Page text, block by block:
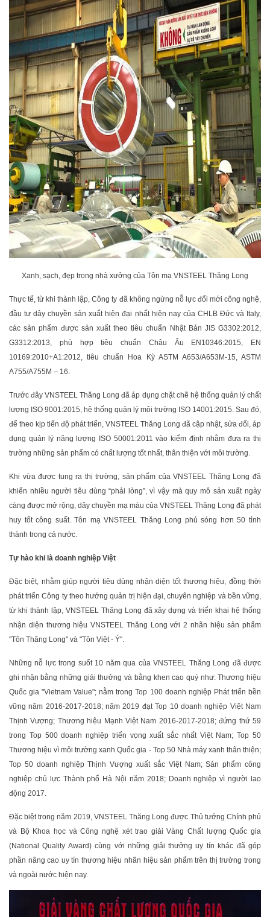
Xanh, sạch, đẹp trong nhà xưởng của Tôn mạ VNSTEEL Thăng Long
Thực tế, từ khi thành lập, Công ty đã không ngừng nỗ lực đổi mới công nghệ,
đầu tư dây chuyền sản xuất hiện đại nhất hiện nay của CHLB Đức và Italy,
các sản phẩm được sản xuất theo tiêu chuẩn Nhật Bản JIS G3302:2012,
G3312:2013, phù hợp tiêu chuẩn Châu Âu EN10346:2015, EN
10169:2010+A1:2012, tiêu chuẩn Hoa Kỳ ASTM A653/A653M-15, ASTM
A755/A755M – 16.
Trước đây VNSTEEL Thăng Long đã áp dụng chặt chẽ hệ thống quản lý chất
lượng ISO 9001:2015, hệ thống quản lý môi trường ISO 14001:2015. Sau đó,
để theo kịp tiến độ phát triển, VNSTEEL Thăng Long đã cập nhật, sửa đổi, áp
dụng quản lý năng lượng ISO 50001:2011 vào kiểm định nhằm đưa ra thị
trường những sản phẩm có chất lượng tốt nhất, thân thiện với môi trường.
Khi vừa được tung ra thị trường, sản phẩm của VNSTEEL Thăng Long đã
khiến nhiều người tiêu dùng “phải lòng”, vì vậy mà quy mô sản xuất ngày
càng được mở rộng, dây chuyền mạ màu của VNSTEEL Thăng Long đã phát
huy tốt công suất. Tôn mạ VNSTEEL Thăng Long phủ sóng hơn 50 tỉnh
thành trong cả nước.
Tự hào khi là doanh nghiệp Việt
Đặc biệt, nhằm giúp người tiêu dùng nhận diện tốt thương hiệu, đồng thời
phát triển Công ty theo hướng quản trị hiện đại, chuyên nghiệp và bền vững,
từ khi thành lập, VNSTEEL Thăng Long đã xây dựng và triển khai hệ thống
nhận diện thương hiệu VNSTEEL Thăng Long với 2 nhãn hiệu sản phẩm
"Tôn Thăng Long" và "Tôn Việt - Ý".
Những nỗ lực trong suốt 10 năm qua của VNSTEEL Thăng Long đã được
ghi nhận bằng những giải thưởng và bằng khen cao quý như: Thương hiệu
Quốc gia "Vietnam Value"; nằm trong Top 100 doanh nghiệp Phát triển bền
vững năm 2016-2017-2018; năm 2019 đạt Top 10 doanh nghiệp Việt Nam
Thịnh Vượng; Thương hiệu Mạnh Việt Nam 2016-2017-2018; đứng thứ 59
trong Top 500 doanh nghiệp triển vọng xuất sắc nhất Việt Nam; Top 50
Thương hiệu vì môi trường xanh Quốc gia - Top 50 Nhà máy xanh thân thiện;
Top 50 doanh nghiệp Thịnh Vượng xuất sắc Việt Nam; Sản phẩm công
nghiệp chủ lực Thành phố Hà Nội năm 2018; Doanh nghiệp vì người lao
động 2017.
Đặc biệt trong năm 2019, VNSTEEL Thăng Long được Thủ tướng Chính phủ
và Bộ Khoa học và Công nghệ xét trao giải Vàng Chất lượng Quốc gia
(National Quality Award) cùng với những giải thưởng uy tín khác đã góp
phần nâng cao uy tín thương hiệu nhãn hiệu sản phẩm trên thị trường trong
và ngoài nước hiện nay.